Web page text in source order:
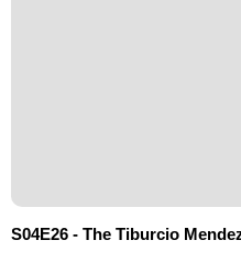
S04E26 - The Tiburcio